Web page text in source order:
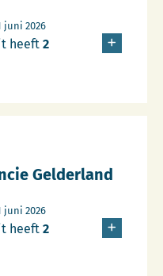
juni 2026
heeft 2
Gelderland
juni 2026
heeft 2